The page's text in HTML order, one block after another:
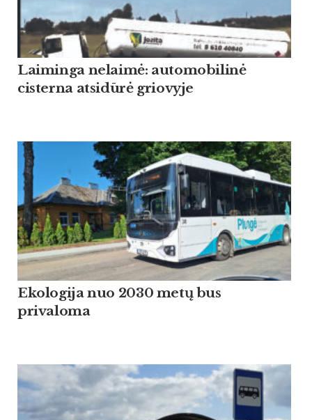
Laiminga nelaimė: automobilinė
cisterna atsidūrė griovyje
Ekologija nuo 2030 metų bus
privaloma